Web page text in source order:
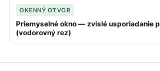
OKENNÝ OTVOR
Priemyselné okno — zvislé usporiadanie
(vodorovný rez)